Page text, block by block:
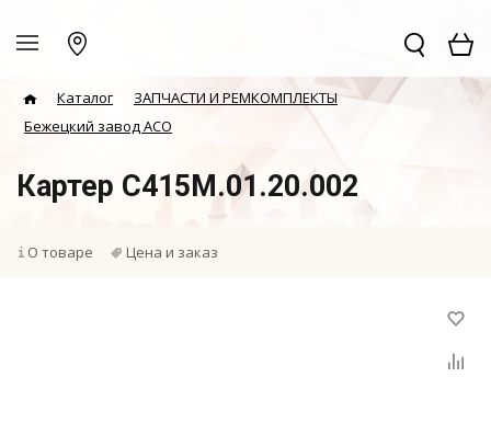
Каталог
ЗАПЧАСТИ И РЕМКОМПЛЕКТЫ
Бежецкий завод АСО
Картер С415М.01.20.002
О товаре Цена и заказ